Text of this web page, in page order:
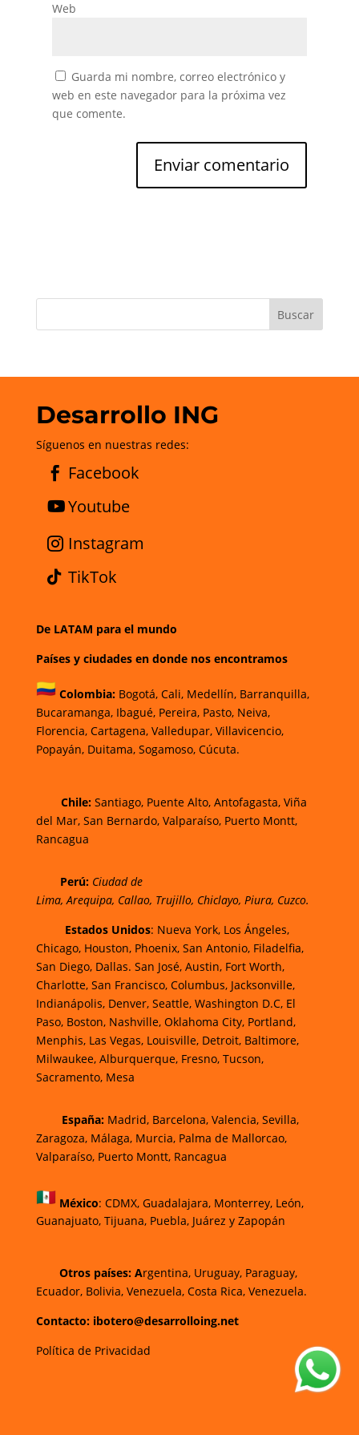
Web
Guarda mi nombre, correo electrónico y
web en este navegador para la próxima vez
que comente.
Desarrollo ING
Síguenos en nuestras redes:
Facebook
Youtube
Instagram
TikTok
De LATAM para el mundo
Países y ciudades en donde nos encontramos
Colombia: Bogotá,Cali, Medellín, Barranquilla,
Bucaramanga,Ibagué,Pereira,Pasto, Neiva,
Florencia, Cartagena, Valledupar, Villavicencio,
Popayán, Duitama, Sogamoso, Cúcuta.
Chile:Santiago, Puente Alto, Antofagasta, Viña
del Mar, San Bernardo, Valparaíso, Puerto Montt,
Rancagua
Perú: Ciudad de
Lima, Arequipa, Callao, Trujillo, Chiclayo, Piura, Cuzco.
Estados Unidos: Nueva York, Los Ángeles,
Chicago, Houston, Phoenix, San Antonio, Filadelfia,
San Diego, Dallas. San José, Austin, Fort Worth,
Charlotte, San Francisco, Columbus, Jacksonville,
Indianápolis, Denver, Seattle, Washington D.C, El
Paso, Boston, Nashville, Oklahoma City, Portland,
Menphis, Las Vegas, Louisville, Detroit, Baltimore,
Milwaukee, Alburquerque, Fresno, Tucson,
Sacramento, Mesa
España: Madrid, Barcelona, Valencia, Sevilla,
Zaragoza, Málaga, Murcia, Palma de Mallorcao,
Valparaíso, Puerto Montt, Rancagua
México: CDMX, Guadalajara, Monterrey, León,
Guanajuato, Tijuana, Puebla, Juárez y Zapopán
Otros países: Argentina, Uruguay, Paraguay,
Ecuador, Bolivia, Venezuela, Costa Rica, Venezuela.
Contacto: ibotero@desarrolloing.net
Política de Privacidad
w